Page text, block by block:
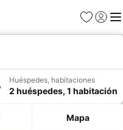
Favoritos
Iniciar
Huéspedes, habitaciones
2 huéspedes, 1 habitación
Mapa